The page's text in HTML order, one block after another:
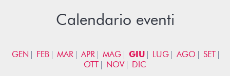
Calendario eventi
GEN FEB MAR APR MAG GIU LUG AGO
SET
OTT
NOV
DIC